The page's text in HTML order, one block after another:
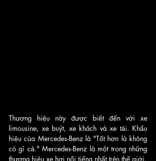
Thương hiệu này được biết đến với xe
limousine, xe buýt, xe khách và xe tải. Khẩu
hiệu của Mercedes-Benz là "Tốt hơn là không
có gì cả." Mercedes-Benz là một trong những